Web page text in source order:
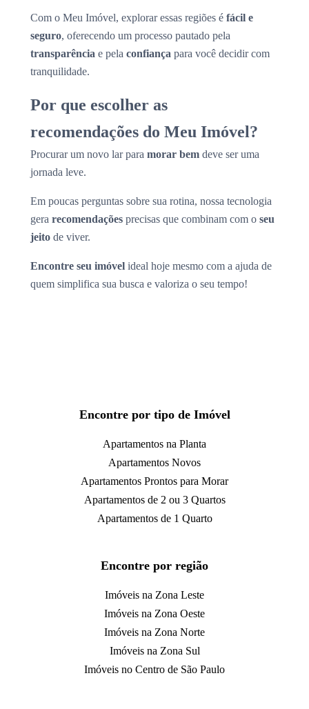
Com o Meu Imóvel, explorar essas regiões é fácil e
seguro, oferecendo um processo pautado pela
transparência e pela confiança para você decidir com
tranquilidade.
Por que escolher as
recomendações do Meu Imóvel?
Procurar um novo lar para morar bem deve ser uma
jornada leve.
Em poucas perguntas sobre sua rotina, nossa tecnologia
gera recomendações precisas que combinam com o seu
jeito de viver.
Encontre seu imóvel ideal hoje mesmo com a ajuda de
quem simplifica sua busca e valoriza o seu tempo!
Encontre por tipo de Imóvel
Apartamentos na Planta
Apartamentos Novos
Apartamentos Prontos para Morar
Apartamentos de 2 ou 3 Quartos
Apartamentos de 1 Quarto
Encontre por região
Imóveis na Zona Leste
Imóveis na Zona Oeste
Imóveis na Zona Norte
Imóveis na Zona Sul
Imóveis no Centro de São Paulo